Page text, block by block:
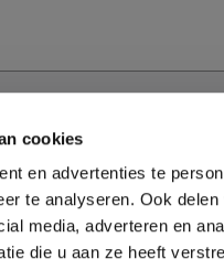
cookies
en advertenties te
te analyseren. Ook
media, adverteren en
die u aan ze heeft